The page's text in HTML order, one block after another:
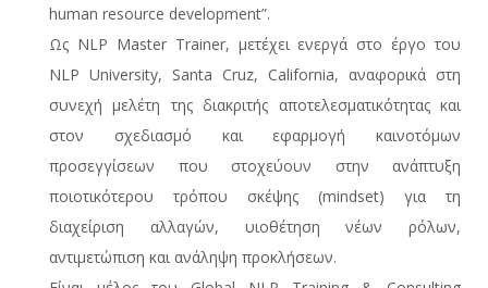
human resource development”.
Ως NLP Master Trainer, μετέχει ενεργά στο έργο του
NLP University, Santa Cruz, California, αναφορικά στη
συνεχή μελέτη της διακριτής αποτελεσματικότητας και
στον σχεδιασμό και εφαρμογή καινοτόμων
προσεγγίσεων που στοχεύουν στην ανάπτυξη
ποιοτικότερου τρόπου σκέψης (mindset) για τη
διαχείριση αλλαγών, υιοθέτηση νέων ρόλων,
αντιμετώπιση και ανάληψη προκλήσεων.